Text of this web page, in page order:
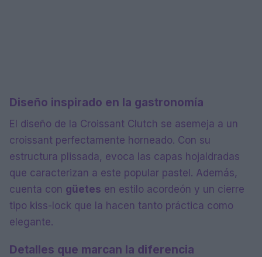
Diseño inspirado en la gastronomía
El diseño de la Croissant Clutch se asemeja a un
croissant perfectamente horneado. Con su
estructura plissada, evoca las capas hojaldradas
que caracterizan a este popular pastel. Además,
cuenta con güetes en estilo acordeón y un cierre
tipo kiss-lock que la hacen tanto práctica como
elegante.
Detalles que marcan la diferencia